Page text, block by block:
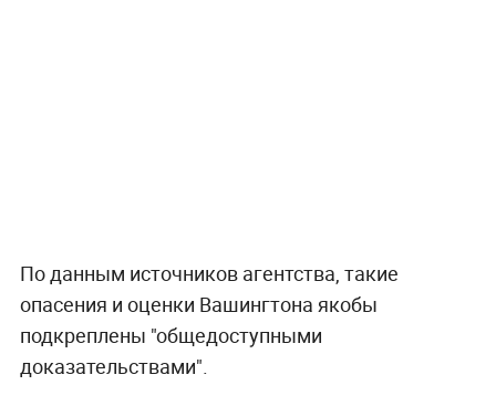
По данным источников агентства, такие
опасения и оценки Вашингтона якобы
подкреплены "общедоступными
доказательствами".